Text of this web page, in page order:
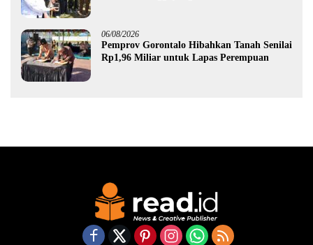
06/08/2026
Pemprov Gorontalo Hibahkan Tanah Senilai
Rp1,96 Miliar untuk Lapas Perempuan